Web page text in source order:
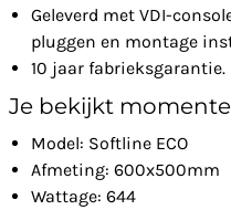
Geleverd met VDI-
pluggen en montage
10 jaar fabrieksgarantie.
Je bekijkt
Model: Softline ECO
Afmeting: 600x500mm
Wattage: 644